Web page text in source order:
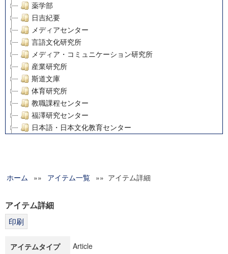
薬学部
日吉紀要
メディアセンター
言語文化研究所
メディア・コミュニケーション研究所
産業研究所
斯道文庫
体育研究所
教職課程センター
福澤研究センター
日本語・日本文化教育センター
グローバルリサーチインスティテュート
科学研究費補助金研究成果報告書
博士課程教育リーディングプログラム「超成熟社会発展のサ
ホーム »» アイテム一覧 »» アイテム詳細
アイテム詳細
アイテムタイプ Article